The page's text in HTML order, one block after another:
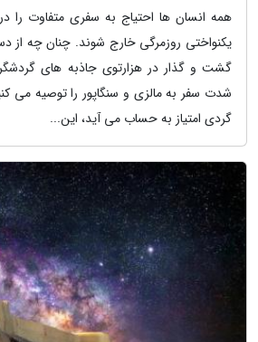
همه انسان ها احتیاج به سفری متفاوت را
یکنواختی روزمرگی خارج شوند. چنان چه از
گشت و گذار در هزارتوی جاذبه های
شدت سفر به مالزی و سنگاپور را توصیه می
گردی امتیاز به حساب می آید، این...